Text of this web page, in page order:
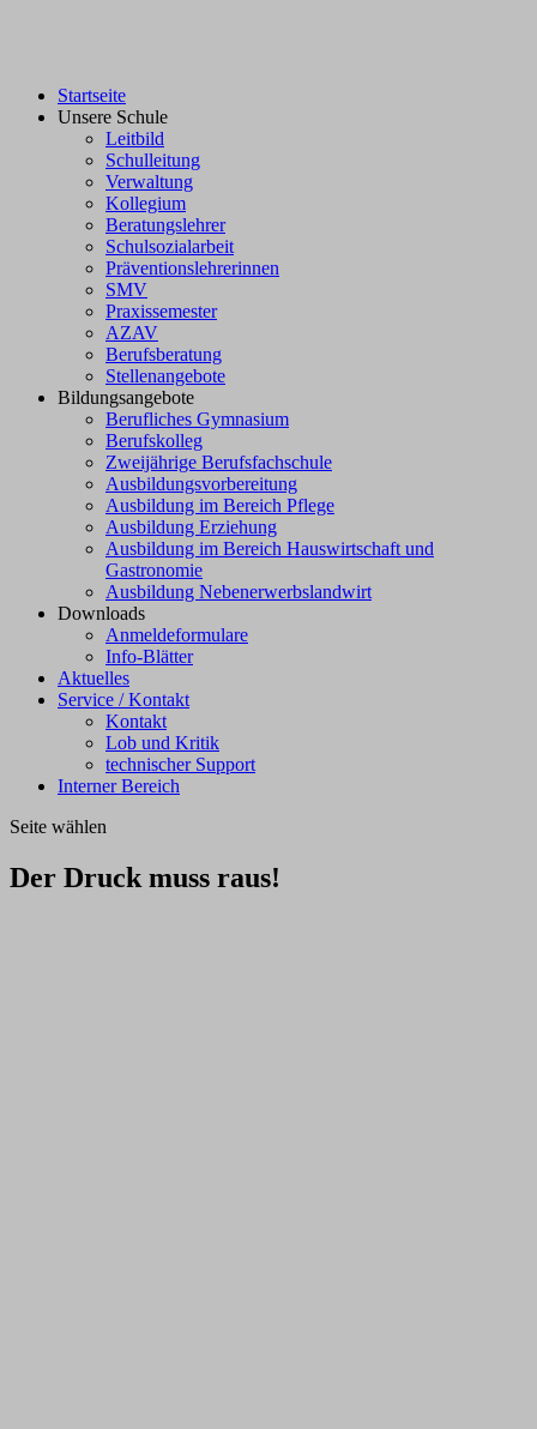
Startseite
Unsere Schule
Leitbild
Schulleitung
Verwaltung
Kollegium
Beratungslehrer
Schulsozialarbeit
Präventionslehrerinnen
SMV
Praxissemester
AZAV
Berufsberatung
Stellenangebote
Bildungsangebote
Berufliches Gymnasium
Berufskolleg
Zweijährige Berufsfachschule
Ausbildungsvorbereitung
Ausbildung im Bereich Pflege
Ausbildung Erziehung
Ausbildung im Bereich Hauswirtschaft und
Gastronomie
Ausbildung Nebenerwerbslandwirt
Downloads
Anmeldeformulare
Info-Blätter
Aktuelles
Service / Kontakt
Kontakt
Lob und Kritik
technischer Support
Interner Bereich
Seite wählen
Der Druck muss raus!